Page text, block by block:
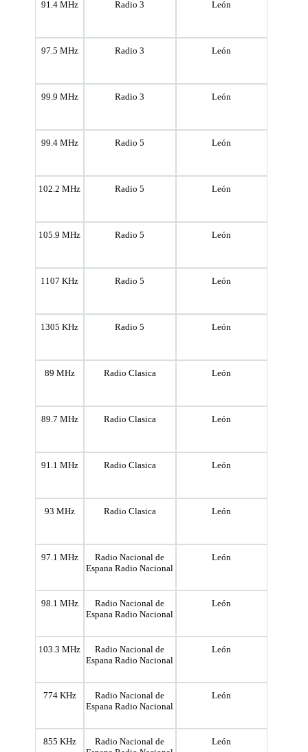
91.4 MHz Radio 3 León
97.5 MHz Radio 3 León
99.9 MHz Radio 3 León
99.4 MHz Radio 5 León
102.2 MHz Radio 5 León
105.9 MHz Radio 5 León
1107 KHz Radio 5 León
1305 KHz Radio 5 León
89 MHz Radio Clasica León
89.7 MHz Radio Clasica León
91.1 MHz Radio Clasica León
93 MHz Radio Clasica León
97.1 MHz
Radio Nacional de
Espana Radio Nacional
León
98.1 MHz
Radio Nacional de
Espana Radio Nacional
León
103.3 MHz
Radio Nacional de
Espana Radio Nacional
León
774 KHz
Radio Nacional de
Espana Radio Nacional
León
855 KHz
Radio Nacional de
León